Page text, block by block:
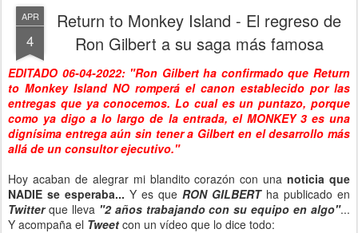
APR
4
Return to Monkey Island - El regreso de
Ron Gilbert a su saga más famosa
EDITADO 06-04-2022: "Ron Gilbert ha confirmado que Return
to Monkey Island NO romperá el canon establecido por las
entregas que ya conocemos. Lo cual es un puntazo, porque
como ya digo a lo largo de la entrada, el MONKEY 3 es una
dignísima entrega aún sin tener a Gilbert en el desarrollo más
allá de un consultor ejecutivo."
Hoy acaban de alegrar mi blandito corazón con unanoticia que
NADIE se esperaba... Y es que RON GILBERT ha publicado en
Twitterque lleva "2 años trabajando con su equipo en algo"...
Y acompaña el Tweet con un vídeo que lo dice todo: